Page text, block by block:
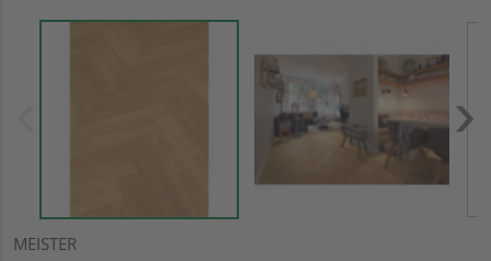
MEISTER